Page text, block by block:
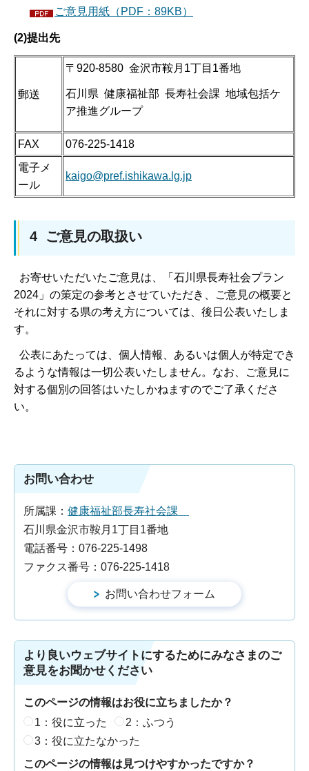
ご意見用紙（PDF：89KB）
(2)提出先
郵送
〒920-8580 金沢市鞍月1丁目1番地
石川県 健康福祉部 長寿社会課 地域包括ケ
ア推進グループ
FAX
076-225-1418
電子メ
ール
kaigo@pref.ishikawa.lg.jp
4 ご意見の取扱い
お寄せいただいたご意見は、「石川県長寿社会プラン
2024」の策定の参考とさせていただき、ご意見の概要と
それに対する県の考え方については、後日公表いたしま
す。
公表にあたっては、個人情報、あるいは個人が特定でき
るような情報は一切公表いたしません。なお、ご意見に
対する個別の回答はいたしかねますのでご了承くださ
い。
お問い合わせ
所属課： 健康福祉部長寿社会課
石川県金沢市鞍月1丁目1番地
電話番号：076-225-1498
ファクス番号：076-225-1418
より良いウェブサイトにするためにみなさまのご
意見をお聞かせください
このページの情報はお役に立ちましたか？
1：役に立った
2：ふつう
3：役に立たなかった
このページの情報は見つけやすかったですか？